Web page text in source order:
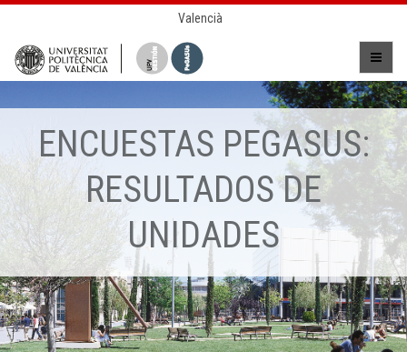
Valencià
ENCUESTAS PEGASUS:
RESULTADOS DE
UNIDADES